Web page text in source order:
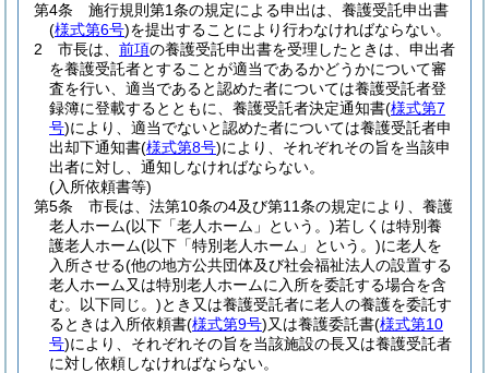
第4条
施行規則第1条の規定による申出は、養護受託申出書
(様式第6号)を提出することにより行わなければならない。
2
市長は、 前項の養護受託申出書を受理したときは、申出者
を養護受託者とすることが適当であるかどうかについて審
査を行い、適当であると認めた者については養護受託者登
録簿に登載するとともに、養護受託者決定通知書(様式第7
号)により、適当でないと認めた者については養護受託者申
出却下通知書(様式第8号)により、それぞれその旨を当該申
出者に対し、通知しなければならない。
(入所依頼書等)
第5条
市長は、法第10条の4及び第11条の規定により、養護
老人ホーム(以下「老人ホーム」という。)若しくは特別養
護老人ホーム(以下「特別老人ホーム」という。)に老人を
入所させる(他の地方公共団体及び社会福祉法人の設置する
老人ホーム又は特別老人ホームに入所を委託する場合を含
む。以下同じ。)とき又は養護受託者に老人の養護を委託す
るときは入所依頼書(様式第9号)又は養護委託書(様式第10
号)により、それぞれその旨を当該施設の長又は養護受託者
に対し依頼しなければならない。